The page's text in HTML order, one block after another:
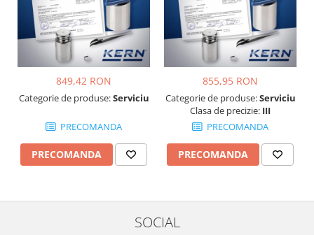
849,42 RON
Categorie de produse:Serviciu
PRECOMANDA
PRECOMANDA
855,95 RON
Categorie de produse:Serviciu
Clasa de precizie: III
PRECOMANDA
PRECOMANDA
SOCIAL